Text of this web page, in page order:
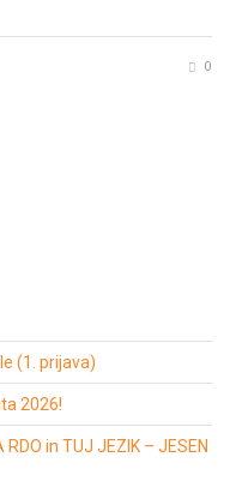
0
(1. prijava)
2026!
in TUJ JEZIK – JESEN